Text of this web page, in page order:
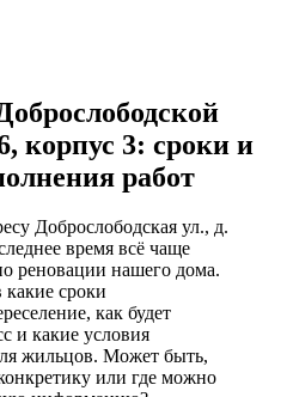
корпус 3: сроки и
работ
Доброслободская ул., д.
время всё чаще
реновации нашего дома.
какие сроки
как будет
и какие условия
жильцов. Может быть,
или где можно